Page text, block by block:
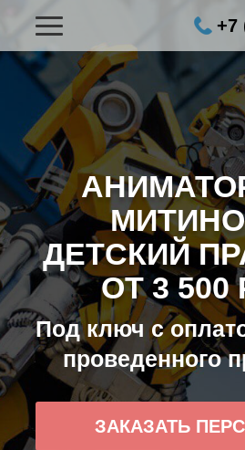
+7
ДЕТСКИЙ
ОТ 3 500
Под ключ с
проведенного
ЗАКАЗАТЬ